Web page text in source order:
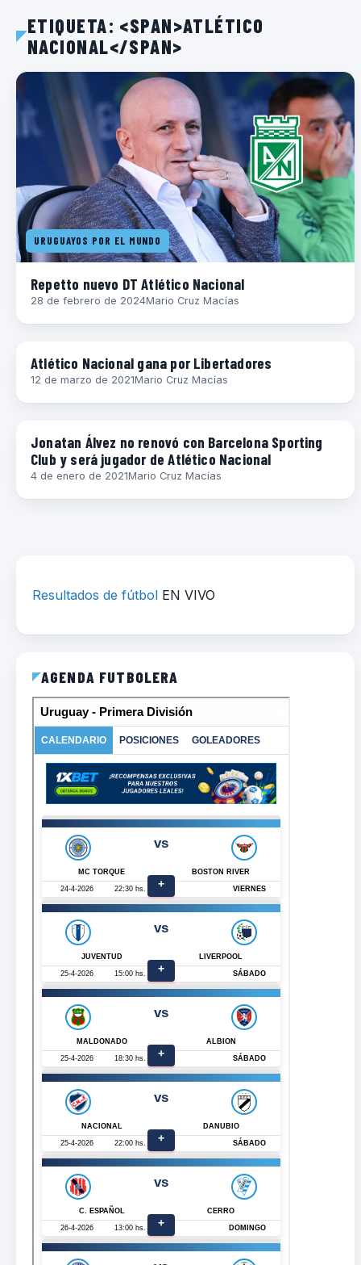
ETIQUETA: <SPAN>ATLÉTICO
NACIONAL</SPAN>
URUGUAYOS POR EL MUNDO
Repetto nuevo DT Atlético Nacional
28 de febrero de 2024Mario Cruz Macías
Atlético Nacional gana por Libertadores
12 de marzo de 2021Mario Cruz Macías
Jonatan Álvez no renovó con Barcelona Sporting
Club y será jugador de Atlético Nacional
4 de enero de 2021Mario Cruz Macías
Resultados de fútbol EN VIVO
AGENDA FUTBOLERA